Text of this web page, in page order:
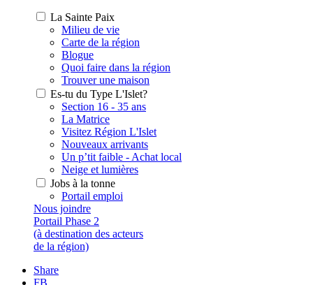
La Sainte Paix
Milieu de vie
Carte de la région
Blogue
Quoi faire dans la région
Trouver une maison
Es-tu du Type L'Islet?
Section 16 - 35 ans
La Matrice
Visitez Région L'Islet
Nouveaux arrivants
Un p’tit faible - Achat local
Neige et lumières
Jobs à la tonne
Portail emploi
Nous joindre
Portail Phase 2
(à destination des acteurs
de la région)
Share
FB